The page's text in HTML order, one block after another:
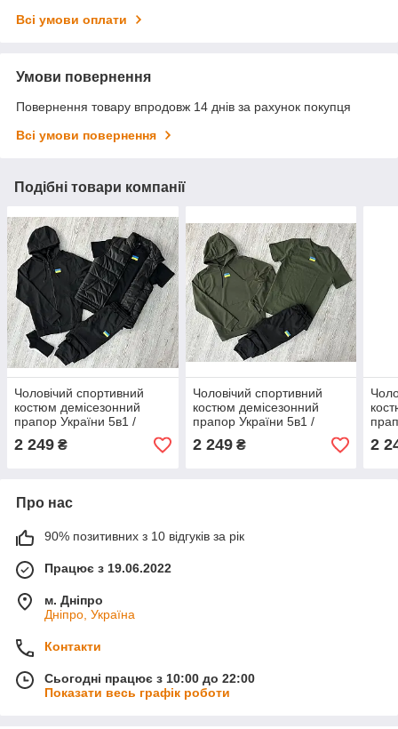
Всі умови оплати
Умови повернення
Повернення товару впродовж 14 днів за рахунок покупця
Всі умови повернення
Подібні товари компанії
Чоловічий спортивний
костюм демісезонний
прапор України 5в1 /
футболка + штани +
2 249 ₴
Чоловічий спортивний
костюм демісезонний
прапор України 5в1 /
футболка + штани +
2 249₴ 2
Про нас
90% позитивних з 10 відгуків за рік
Працює з 19.06.2022
м. Дніпро
Дніпро, Україна
Контакти
Сьогодні працює з 10:00 до 22:00
Показати весь графік роботи